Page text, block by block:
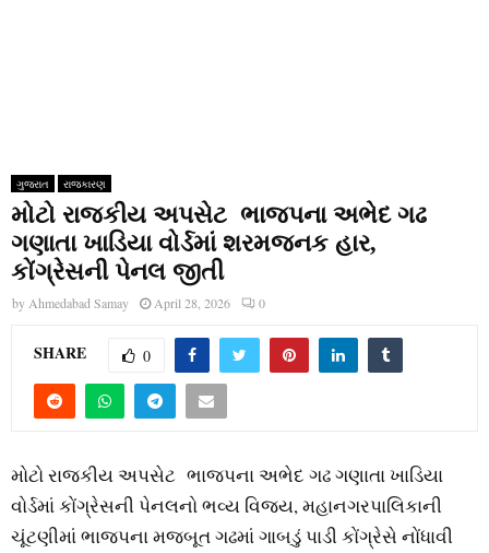
ગુજરાત રાજકારણ
મોટો રાજકીય અપસેટ ભાજપના અભેદ ગઢ
ગણાતા ખાડિયા વોર્ડમાં શરમજનક હાર,
કોંગ્રેસની પેનલ જીતી
byAhmedabad Samay April 28, 2026 0
SHARE 0
મોટો રાજકીય અપસેટ ભાજપના અભેદ ગઢ ગણાતા ખાડિયા
વોર્ડમાં કોંગ્રેસની પેનલનો ભવ્ય વિજય, મહાનગરપાલિકાની
ચૂંટણીમાં ભાજપના મજબૂત ગઢમાં ગાબડું પાડી કોંગ્રેસે નોંધાવી